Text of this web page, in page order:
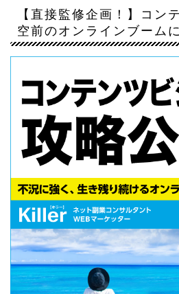
【直接監修企画！】コン
空前のオンラインブーム